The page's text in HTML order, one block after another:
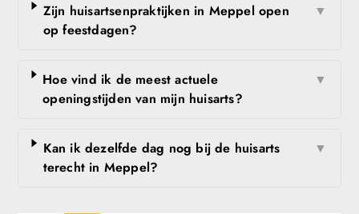
Zijn huisartsenpraktijken in Meppel open
op feestdagen?
▼
Hoe vind ik de meest actuele
openingstijden van mijn huisarts?
▼
Kan ik dezelfde dag nog bij de huisarts
terecht in Meppel?
▼